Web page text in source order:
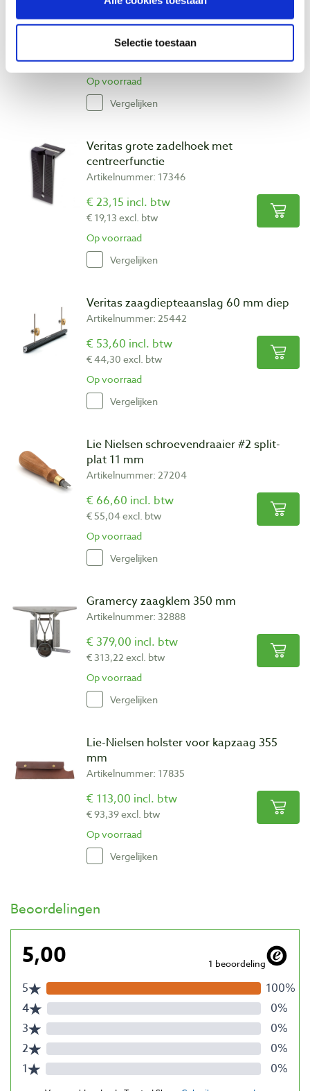
Selectie toestaan
Crown zwaluwstaarthaak 1:8
Artikelnummer: 14167
€ 35,80 incl. btw
€ 29,59 excl. btw
Op voorraad
Vergelijken
Veritas grote zadelhoek met
centreerfunctie
Artikelnummer: 17346
€ 23,15 incl. btw
€ 19,13 excl. btw
Op voorraad
Vergelijken
Veritas zaagdiepteaanslag 60 mm diep
Artikelnummer: 25442
€ 53,60 incl. btw
€ 44,30 excl. btw
Op voorraad
Vergelijken
Lie Nielsen schroevendraaier #2 split-
plat 11 mm
Artikelnummer: 27204
€ 66,60 incl. btw
€ 55,04 excl. btw
Op voorraad
Vergelijken
Gramercy zaagklem 350 mm
Artikelnummer: 32888
€ 379,00 incl. btw
€ 313,22 excl. btw
Op voorraad
Vergelijken
Lie-Nielsen holster voor kapzaag 355
mm
Artikelnummer: 17835
€ 113,00 incl. btw
€ 93,39 excl. btw
Op voorraad
Vergelijken
Beoordelingen